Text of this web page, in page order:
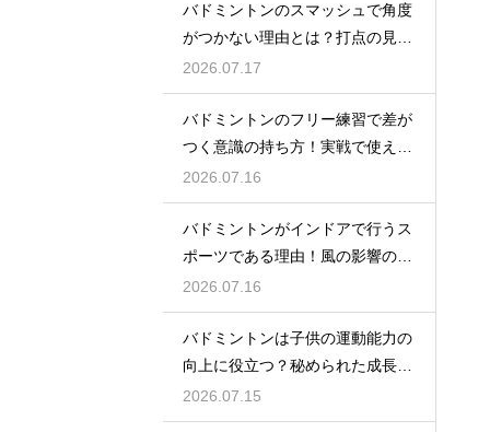
バドミントンのスマッシュで角度
がつかない理由とは？打点の見直
し方
2026.07.17
バドミントンのフリー練習で差が
つく意識の持ち方！実戦で使える
生きた球を打つ極意
2026.07.16
バドミントンがインドアで行うス
ポーツである理由！風の影響の大
きさ
2026.07.16
バドミントンは子供の運動能力の
向上に役立つ？秘められた成長効
果
2026.07.15